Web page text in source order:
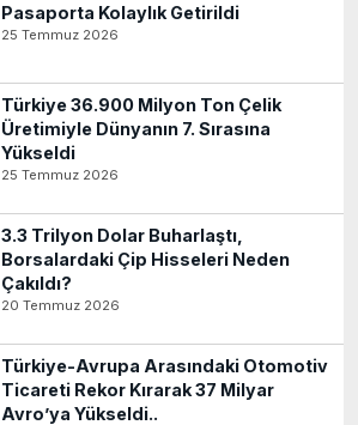
Pasaporta Kolaylık Getirildi
25 Temmuz 2026
Türkiye 36.900 Milyon Ton Çelik
Üretimiyle Dünyanın 7. Sırasına
Yükseldi
25 Temmuz 2026
3.3 Trilyon Dolar Buharlaştı,
Borsalardaki Çip Hisseleri Neden
Çakıldı?
20 Temmuz 2026
Türkiye-Avrupa Arasındaki Otomotiv
Ticareti Rekor Kırarak 37 Milyar
Avro’ya Yükseldi..